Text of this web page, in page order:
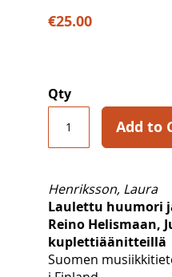
€25.00
Qty
Add to
Henriksson, Laura
Laulettu huumori
Reino Helismaan,
kuplettiäänitteillä
Suomen